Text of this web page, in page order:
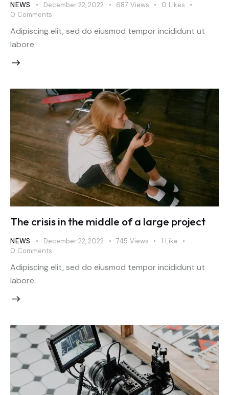
NEWS December 22, 2022 687 Views 0 Likes
0 Comments
Adipiscing elit, sed do eiusmod tempor incididunt ut
labore.
The crisis in the middle of a large project
NEWS December 22, 2022 745 Views 1 Like
0 Comments
Adipiscing elit, sed do eiusmod tempor incididunt ut
labore.